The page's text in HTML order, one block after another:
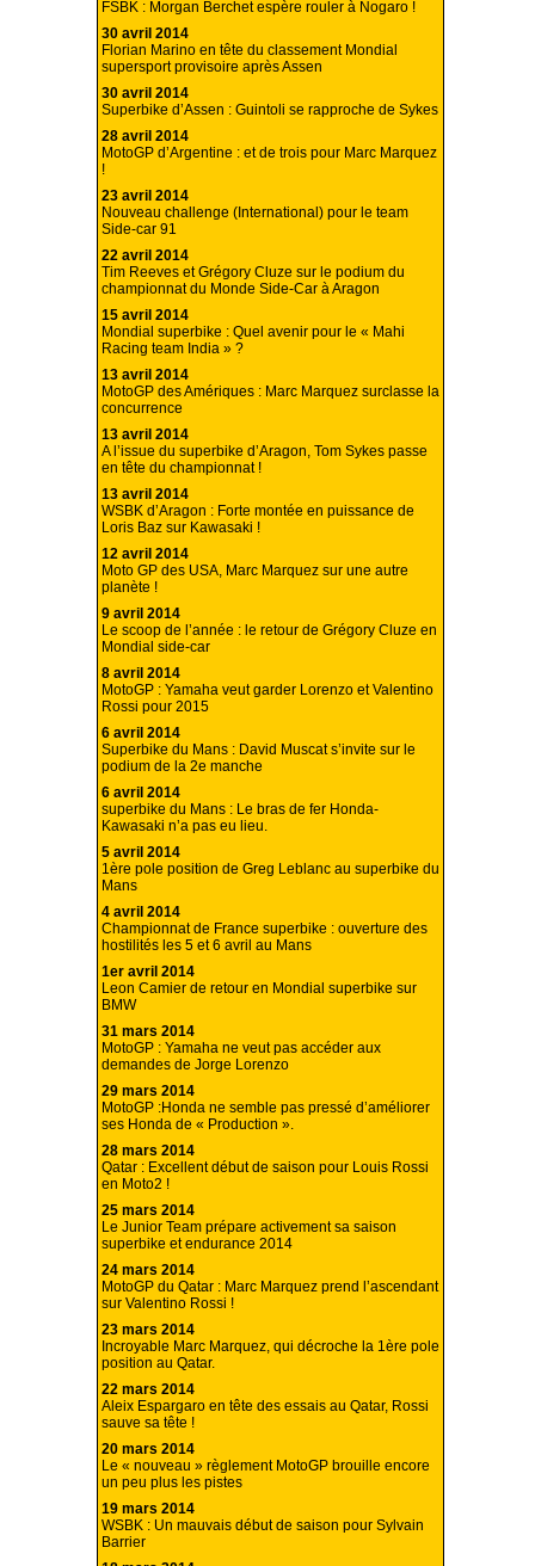
FSBK : Morgan Berchet espère rouler à Nogaro !
30 avril 2014
Florian Marino en tête du classement Mondial
supersport provisoire après Assen
30 avril 2014
Superbike d’Assen : Guintoli se rapproche de Sykes
28 avril 2014
MotoGP d’Argentine : et de trois pour Marc Marquez
!
23 avril 2014
Nouveau challenge (International) pour le team
Side-car 91
22 avril 2014
Tim Reeves et Grégory Cluze sur le podium du
championnat du Monde Side-Car à Aragon
15 avril 2014
Mondial superbike : Quel avenir pour le « Mahi
Racing team India » ?
13 avril 2014
MotoGP des Amériques : Marc Marquez surclasse la
concurrence
13 avril 2014
A l’issue du superbike d’Aragon, Tom Sykes passe
en tête du championnat !
13 avril 2014
WSBK d’Aragon : Forte montée en puissance de
Loris Baz sur Kawasaki !
12 avril 2014
Moto GP des USA, Marc Marquez sur une autre
planète !
9 avril 2014
Le scoop de l’année : le retour de Grégory Cluze en
Mondial side-car
8 avril 2014
MotoGP : Yamaha veut garder Lorenzo et Valentino
Rossi pour 2015
6 avril 2014
Superbike du Mans : David Muscat s’invite sur le
podium de la 2e manche
6 avril 2014
superbike du Mans : Le bras de fer Honda-
Kawasaki n’a pas eu lieu.
5 avril 2014
1ère pole position de Greg Leblanc au superbike du
Mans
4 avril 2014
Championnat de France superbike : ouverture des
hostilités les 5 et 6 avril au Mans
1er avril 2014
Leon Camier de retour en Mondial superbike sur
BMW
31 mars 2014
MotoGP : Yamaha ne veut pas accéder aux
demandes de Jorge Lorenzo
29 mars 2014
MotoGP :Honda ne semble pas pressé d’améliorer
ses Honda de « Production ».
28 mars 2014
Qatar : Excellent début de saison pour Louis Rossi
en Moto2 !
25 mars 2014
Le Junior Team prépare activement sa saison
superbike et endurance 2014
24 mars 2014
MotoGP du Qatar : Marc Marquez prend l’ascendant
sur Valentino Rossi !
23 mars 2014
Incroyable Marc Marquez, qui décroche la 1ère pole
position au Qatar.
22 mars 2014
Aleix Espargaro en tête des essais au Qatar, Rossi
sauve sa tête !
20 mars 2014
Le « nouveau » règlement MotoGP brouille encore
un peu plus les pistes
19 mars 2014
WSBK : Un mauvais début de saison pour Sylvain
Barrier